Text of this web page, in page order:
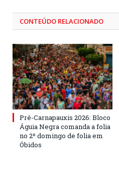
CONTEÚDO RELACIONADO
Pré-Carnapauxis 2026: Bloco
Águia Negra comanda a folia
no 2º domingo de folia em
Óbidos